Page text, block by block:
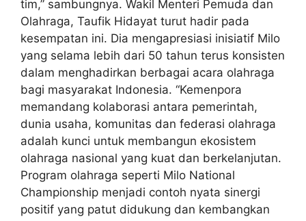
tim,” sambungnya. Wakil Menteri Pemuda dan
Olahraga, Taufik Hidayat turut hadir pada
kesempatan ini. Dia mengapresiasi inisiatif Milo
yang selama lebih dari 50 tahun terus konsisten
dalam menghadirkan berbagai acara olahraga
bagi masyarakat Indonesia. “Kemenpora
memandang kolaborasi antara pemerintah,
dunia usaha, komunitas dan federasi olahraga
adalah kunci untuk membangun ekosistem
olahraga nasional yang kuat dan berkelanjutan.
Program olahraga seperti Milo National
Championship menjadi contoh nyata sinergi
positif yang patut didukung dan kembangkan